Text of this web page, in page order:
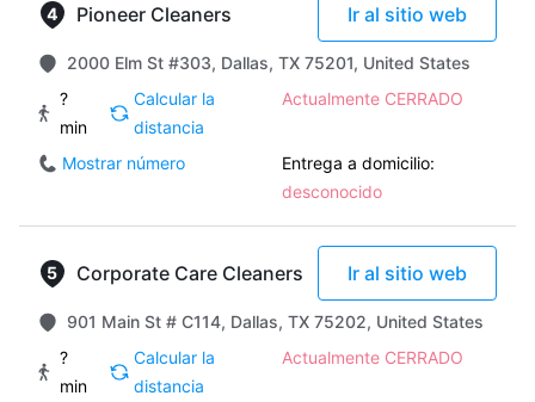
Pioneer Cleaners Ir al sitio web
2000 Elm St #303, Dallas, TX 75201, United States
?
min
Calcular la
distancia
Actualmente CERRADO
Mostrar número
Entrega a domicilio:
desconocido
Corporate Care Cleaners Ir al sitio web
901 Main St # C114, Dallas, TX 75202, United States
?
min
Calcular la
distancia
Actualmente CERRADO